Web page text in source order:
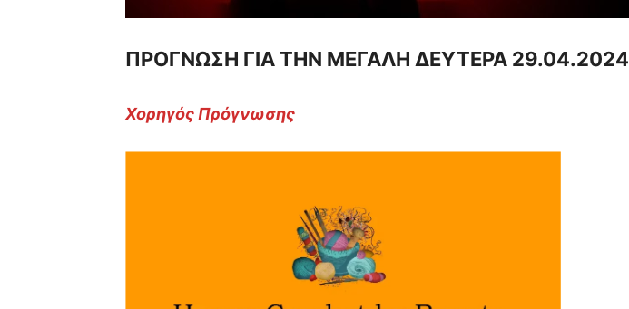
ΠΡΟΓΝΩΣΗ ΓΙΑ ΤΗΝ ΜΕΓΑΛΗ ΔΕΥΤΕΡΑ 29.04.2024
Χορηγός Πρόγνωσης